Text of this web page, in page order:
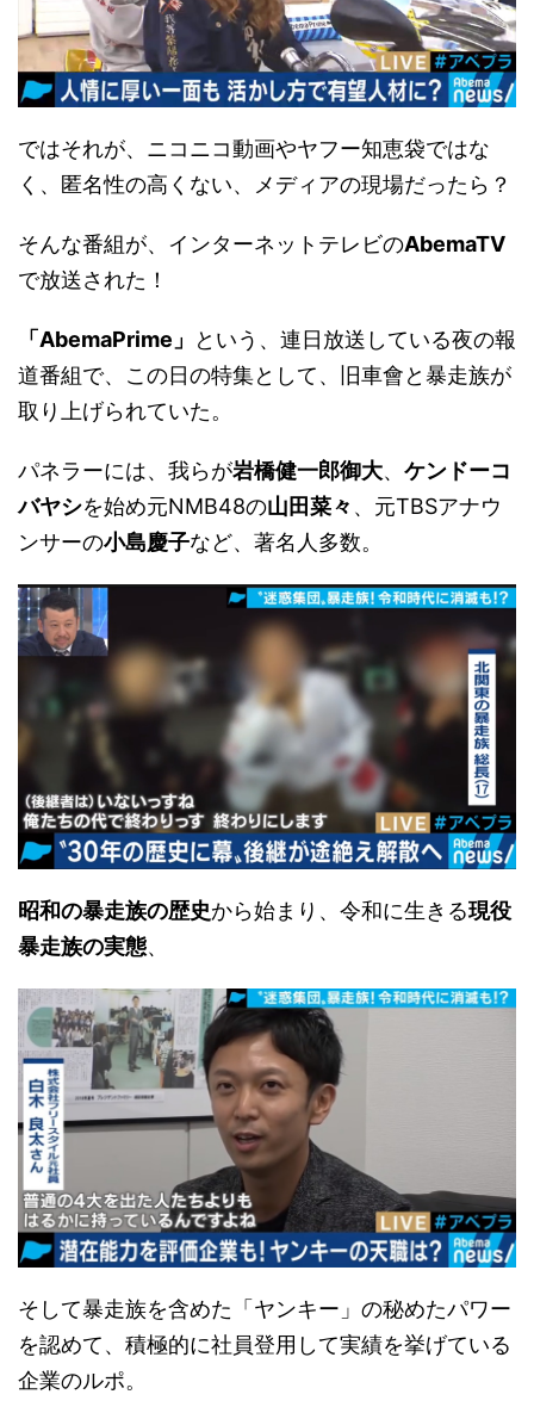
ではそれが、ニコニコ動画やヤフー知恵袋ではな
く、匿名性の高くない、メディアの現場だったら？
そんな番組が、インターネットテレビのAbemaTV
で放送された！
「AbemaPrime」
という、連日放送している夜の報
道番組で、この日の特集として、旧車會と暴走族が
取り上げられていた。
パネラーには、我らが岩橋健一郎御大、 ケンドーコ
バヤシを始め元NMB48の山田菜々 、元TBSアナウ
ンサーの小島慶子など、著名人多数。
昭和の暴走族の歴史から始まり、令和に生きる現役
暴走族の実態、
そして暴走族を含めた「ヤンキー」の秘めたパワー
を認めて、積極的に社員登用して実績を挙げている
企業のルポ。